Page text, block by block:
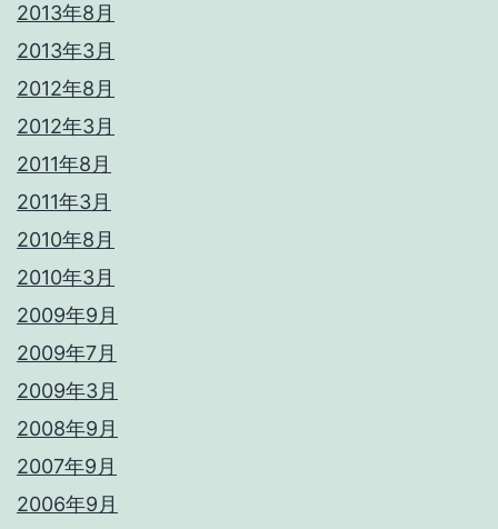
2013年8月
2013年3月
2012年8月
2012年3月
2011年8月
2011年3月
2010年8月
2010年3月
2009年9月
2009年7月
2009年3月
2008年9月
2007年9月
2006年9月